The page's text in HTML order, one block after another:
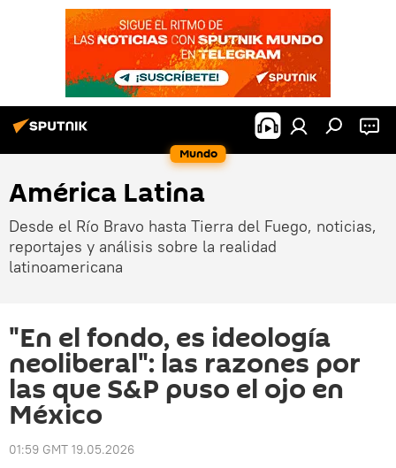
Mundo
América Latina
Desde el Río Bravo hasta Tierra del Fuego, noticias,
reportajes y análisis sobre la realidad
latinoamericana
"En el fondo, es ideología
neoliberal": las razones por
las que S&P puso el ojo en
México
01:59 GMT 19.05.2026